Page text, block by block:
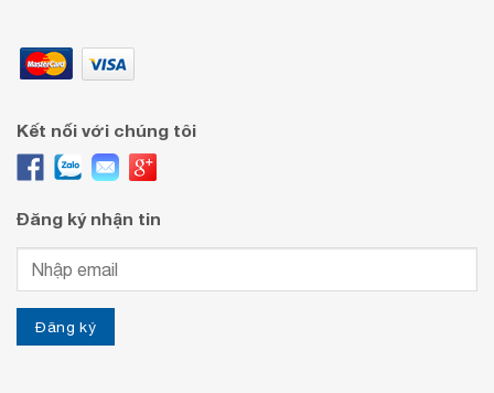
Kết nối với chúng tôi
Đăng ký nhận tin